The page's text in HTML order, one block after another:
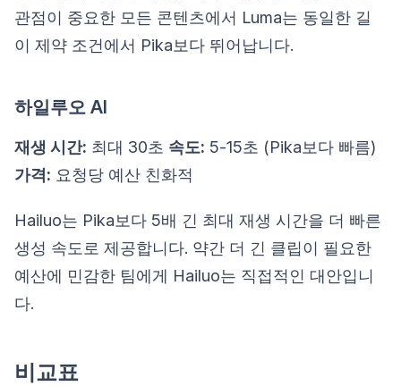
관점이 중요한 모든 콘텐츠에서 Luma는 동일한 길
이 제약 조건에서 Pika보다 뛰어납니다.
하일루오 AI
재생 시간: 최대 30초 속도: 5-15초 (Pika보다 빠름)
가격: 요청당 예산 친화적
Hailuo는 Pika보다 5배 긴 최대 재생 시간을 더 빠른
생성 속도로 제공합니다. 약간 더 긴 클립이 필요한
예산에 민감한 팀에게 Hailuo는 직접적인 대안입니
다.
비교표